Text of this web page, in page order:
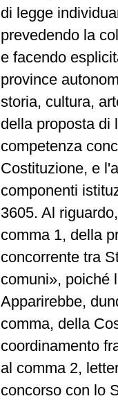
di legge
prevedendo la
e facendo
province
storia, cultura,
della proposta di
competenza
Costituzione, e
componenti
3605. Al
comma 1, della
concorrente tra
comuni», poiché
Apparirebbe,
comma, della
coordinamento
al comma 2,
concorso con lo